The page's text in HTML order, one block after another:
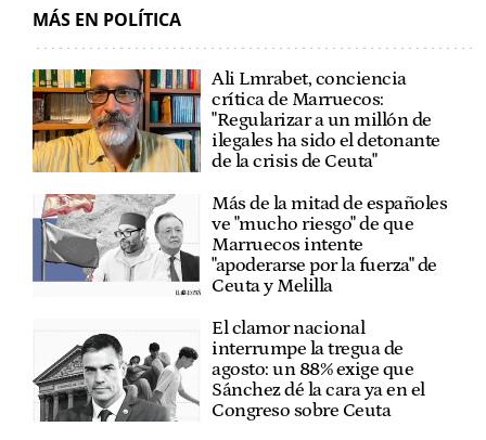
MÁS EN POLÍTICA
Ali Lmrabet, conciencia
crítica de Marruecos:
"Regularizar a un millón de
ilegales ha sido el detonante
de la crisis de Ceuta"
Más de la mitad de españoles
ve "mucho riesgo" de que
Marruecos intente
"apoderarse por la fuerza" de
Ceuta y Melilla
El clamor nacional
interrumpe la tregua de
agosto: un 88% exige que
Sánchez dé la cara ya en el
Congreso sobre Ceuta